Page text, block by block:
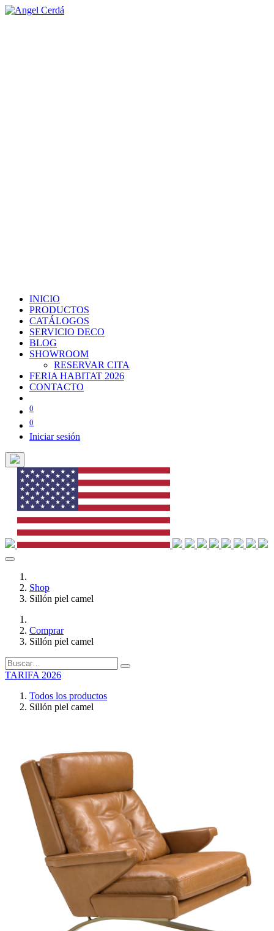
INICIO
PRODUCTOS
CATÁLOGOS
SERVICIO DECO
BLOG
SHOWROOM
RESERVAR CITA
FERIA HABITAT 2026
CONTACTO
0
0
Iniciar sesión
Shop
Sillón piel camel
Comprar
Sillón piel camel
TARIFA 2026
Todos los productos
Sillón piel camel